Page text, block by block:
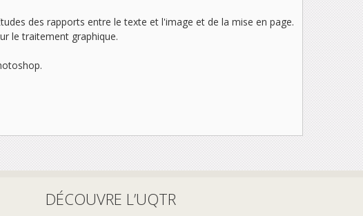
des rapports entre le texte et l'image et de la mise en page.
le traitement graphique.
DÉCOUVRE L’UQTR